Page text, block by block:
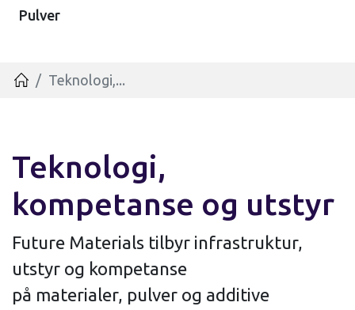
Pulver
HjemTeknologi,...
Teknologi,
kompetanse og utstyr
Future Materials tilbyr infrastruktur,
utstyr og kompetanse
på materialer, pulver og additive